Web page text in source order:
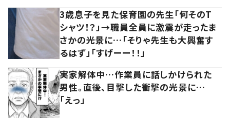
3歳息子を見た保育園の先生「何そのT
シャツ！？」→職員全員に激震が走ったま
さかの光景に…「そりゃ先生も大興奮す
るはず」「すげーー！！」
実家解体中…作業員に話しかけられた
男性。直後、目撃した衝撃の光景に…
「えっ」